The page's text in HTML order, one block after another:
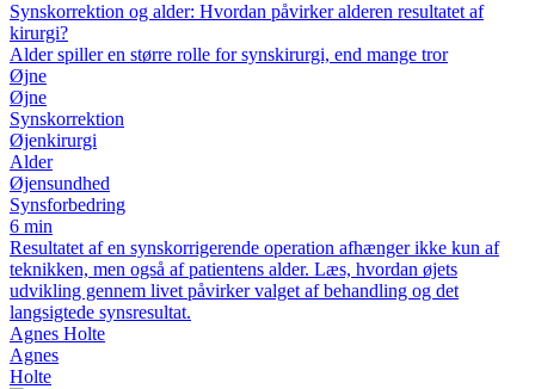
Synskorrektion og alder: Hvordan påvirker alderen resultatet af
kirurgi?
Alder spiller en større rolle for synskirurgi, end mange tror
Øjne
Øjne
Synskorrektion
Øjenkirurgi
Alder
Øjensundhed
Synsforbedring
6 min
Resultatet af en synskorrigerende operation afhænger ikke kun af
teknikken, men også af patientens alder. Læs, hvordan øjets
udvikling gennem livet påvirker valget af behandling og det
langsigtede synsresultat.
Agnes Holte
Agnes
Holte